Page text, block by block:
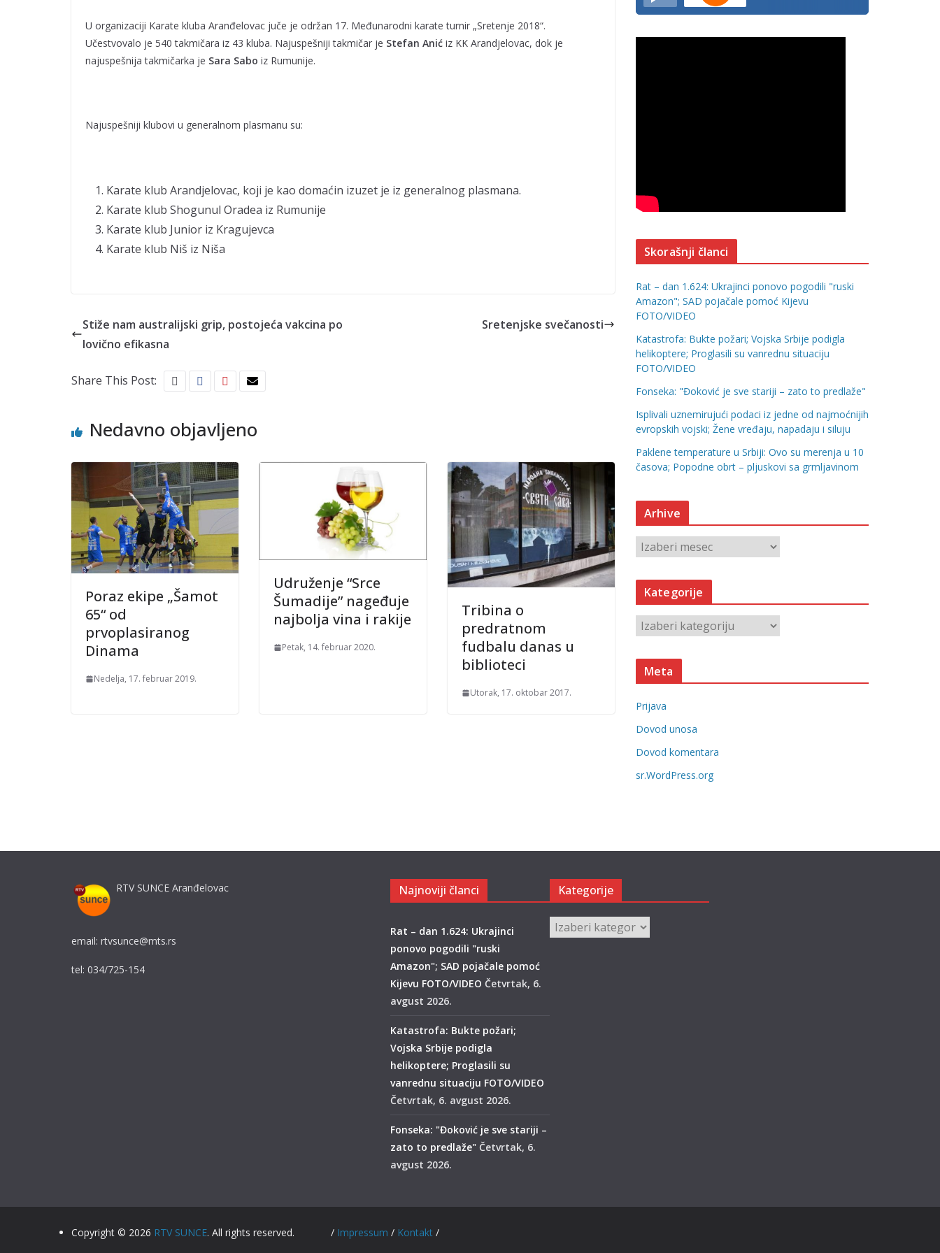
grmljavinom
U organizaciji Karate kluba Aranđelovac juče je održan 17. Međunarodni karate turnir „Sretenje 2018“.
Učestvovalo je 540 takmičara iz 43 kluba. Najuspešniji takmičar je Stefan Anić iz KK Arandjelovac, dok je
najuspešnija takmičarka je Sara Sabo iz Rumunije.
Najuspešniji klubovi u generalnom plasmanu su:
Karate klub Arandjelovac, koji je kao domaćin izuzet je iz generalnog plasmana.
Karate klub Shogunul Oradea iz Rumunije
Karate klub Junior iz Kragujevca
Karate klub Niš iz Niša
Stiže nam australijski grip, postojeća vakcina po
lovično efikasna
Sretenjske svečanosti
Share This Post:
Nedavno objavljeno
Poraz ekipe „Šamot
65“ od
prvoplasiranog
Dinama
Nedelja, 17. februar 2019.
Udruženje “Srce
Šumadije” nageđuje
najbolja vina i rakije
Petak, 14. februar 2020.
Tribina o
predratnom
fudbalu danas u
biblioteci
Utorak, 17. oktobar 2017.
Skorašnji članci
Rat – dan 1.624: Ukrajinci ponovo pogodili "ruski
Amazon"; SAD pojačale pomoć Kijevu
FOTO/VIDEO
Katastrofa: Bukte požari; Vojska Srbije podigla
helikoptere; Proglasili su vanrednu situaciju
FOTO/VIDEO
Fonseka: "Đoković je sve stariji – zato to predlaže"
Isplivali uznemirujući podaci iz jedne od najmoćnijih
evropskih vojski; Žene vređaju, napadaju i siluju
Paklene temperature u Srbiji: Ovo su merenja u 10
časova; Popodne obrt – pljuskovi sa grmljavinom
Arhive
r
h
v
Kategorije
a
t
o
r
i
e
Meta
Prijava
Dovod unosa
Dovod komentara
sr.WordPress.org
RTV SUNCE Aranđelovac
email: rtvsunce@mts.rs
tel: 034/725-154
Najnoviji članci
Rat – dan 1.624: Ukrajinci
ponovo pogodili "ruski
Amazon"; SAD pojačale pomoć
Kijevu FOTO/VIDEO Četvrtak, 6.
avgust 2026.
Katastrofa: Bukte požari;
Vojska Srbije podigla
helikoptere; Proglasili su
vanrednu situaciju FOTO/VIDEO
Četvrtak, 6. avgust 2026.
Fonseka: "Đoković je sve stariji –
zato to predlaže" Četvrtak, 6.
avgust 2026.
Kategorije
Kategorije
Copyright © 2026 RTV SUNCE. All rights reserved. / Impressum / Kontakt /